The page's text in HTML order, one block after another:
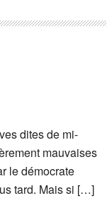
dites de mi-
mauvaises
le démocrate
tard. Mais si […]